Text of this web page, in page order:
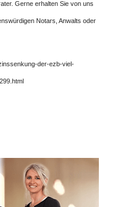
Gerne erhalten Sie von uns
Notars, Anwalts oder
der-ezb-viel-